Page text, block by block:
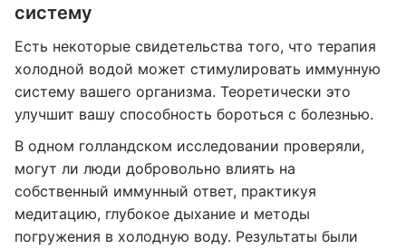
систему
Есть некоторые свидетельства того, что терапия
холодной водой может стимулировать иммунную
систему вашего организма. Теоретически это
улучшит вашу способность бороться с болезнью.
В одном голландском исследовании проверяли,
могут ли люди добровольно влиять на
собственный иммунный ответ, практикуя
медитацию, глубокое дыхание и методы
погружения в холодную воду. Результаты были